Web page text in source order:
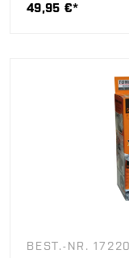
49,95 €*
BEST.-NR.